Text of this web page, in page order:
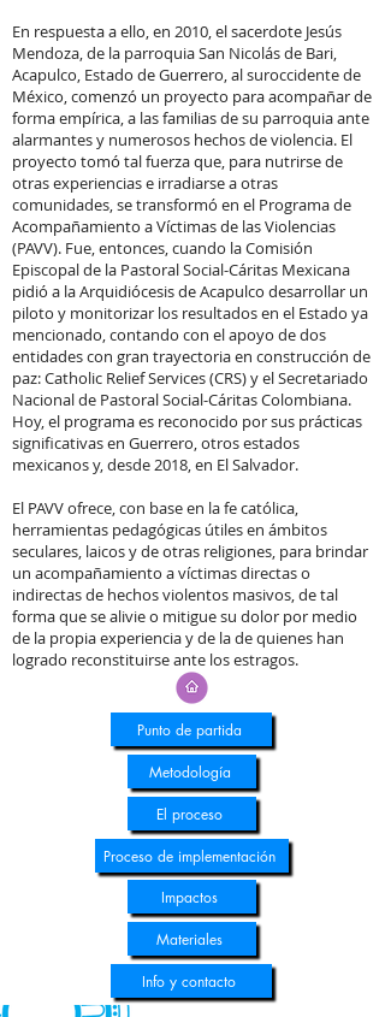
En respuesta a ello, en 2010, el sacerdote Jesús
Mendoza, de la parroquia San Nicolás de Bari,
Acapulco, Estado de Guerrero, al suroccidente de
México, comenzó un proyecto para acompañar de
forma empírica, a las familias de su parroquia ante
alarmantes y numerosos hechos de violencia. El
proyecto tomó tal fuerza que, para nutrirse de
otras experiencias e irradiarse a otras
comunidades, se transformó en el Programa de
Acompañamiento a Víctimas de las Violencias
(PAVV). Fue, entonces, cuando la Comisión
Episcopal de la Pastoral Social-Cáritas Mexicana
pidió a la Arquidiócesis de Acapulco desarrollar un
piloto y monitorizar los resultados en el Estado ya
mencionado, contando con el apoyo de dos
entidades con gran trayectoria en construcción de
paz: Catholic Relief Services (CRS) y el Secretariado
Nacional de Pastoral Social-Cáritas Colombiana.
Hoy, el programa es reconocido por sus prácticas
significativas en Guerrero, otros estados
mexicanos y, desde 2018, en El Salvador.
El PAVV ofrece, con base en la fe católica,
herramientas pedagógicas útiles en ámbitos
seculares, laicos y de otras religiones, para brindar
un acompañamiento a víctimas directas o
indirectas de hechos violentos masivos, de tal
forma que se alivie o mitigue su dolor por medio
de la propia experiencia y de la de quienes han
logrado reconstituirse ante los estragos.
Punto de partida
Metodología
El proceso
Proceso de implementación
Impactos
Materiales
Info y contacto